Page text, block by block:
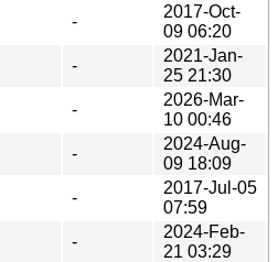
-
2017-Oct-
09 06:20
-
2021-Jan-
25 21:30
-
2026-Mar-
10 00:46
-
2024-Aug-
09 18:09
-
2017-Jul-05
07:59
-
2024-Feb-
21 03:29